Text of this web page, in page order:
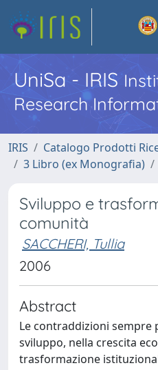
UniSa - IRIS
Research
IRIS
Catalogo Prodotti
3 Libro (ex Monografia)
Sviluppo e
comunità
SACCHERI, Tullia
2006
Abstract
Le contraddizioni sempre
sviluppo, nella crescita
trasformazione